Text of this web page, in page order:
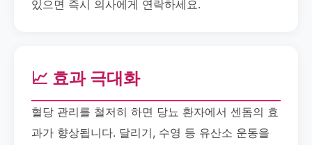
있으면 즉시 의사에게 연락하세요.
📈 효과 극대화
혈당 관리를 철저히 하면 당뇨 환자에서 센돔의 효
과가 향상됩니다. 달리기, 수영 등 유산소 운동을